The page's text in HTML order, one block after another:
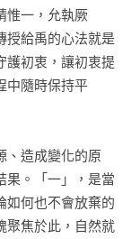
惟一，允執厥
授給禹的心法就是
護初衷，讓初衷提
中隨時保持平
、造成變化的原
果。「一」，是當
如何也不會放棄的
聚焦於此，自然就